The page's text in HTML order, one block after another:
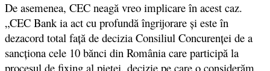
De asemenea, CEC neagă vreo implicare în acest caz.
„CEC Bank ia act cu profundă îngrijorare şi este în
dezacord total faţă de decizia Consiliul Concurenţei de a
sancţiona cele 10 bănci din România care participă la
procesul de fixing al pieţei, decizie pe care o considerăm